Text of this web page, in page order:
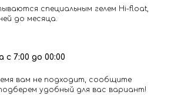
специальным гелем Hi-float,
до месяца.
7:00 до 00:00
вам не подходит, сообщите
удобный для вас вариант!